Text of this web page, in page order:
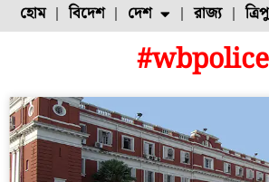
হোম বিদেশ দেশ
ফুল চাষ ফল চাষ
রাজ্য
#wbpolice